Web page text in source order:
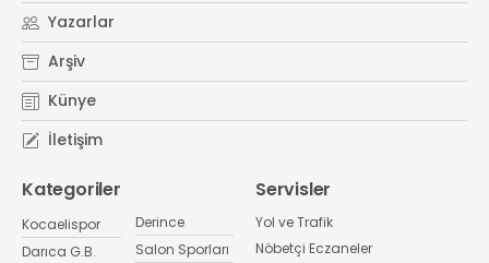
Yazarlar
Arşiv
Künye
İletişim
Kategoriler
Kocaelispor
Darıca G.B.
Derince
Salon Sporları
Servisler
Yol ve Trafik
Nöbetçi Eczaneler